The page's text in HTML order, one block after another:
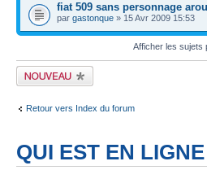
fiat 509 sans personnage
par gastonque » 15 Avr 2009 15:53
Afficher les sujets
Publier un nouveau
sujet
Retour vers Index du forum
QUI EST EN